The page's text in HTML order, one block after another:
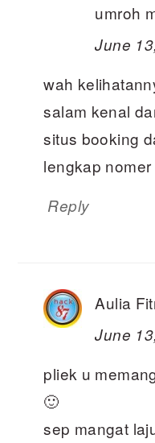
umroh
June
wah
salam kenal
situs booking
lengkap
Reply
Aulia
June
pliek u
🙂
sep mangat